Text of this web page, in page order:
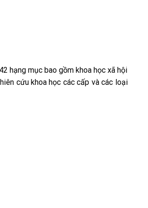
hạng mục bao gồm khoa học xã hội
cứu khoa học các cấp và các loại